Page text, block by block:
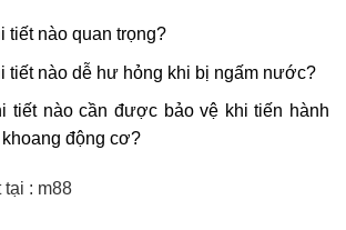
tiết nào quan trọng?
tiết nào dễ hư hỏng khi bị ngấm nước?
tiết nào cần được bảo vệ khi tiến hành
động cơ?
tại : m88